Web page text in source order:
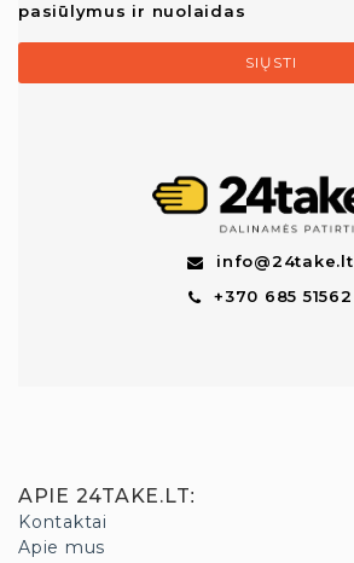
pasiūlymus ir nuolaidas
SIŲSTI
info@24take.lt
+370 685 51562
APIE 24TAKE.LT:
Kontaktai
Apie mus